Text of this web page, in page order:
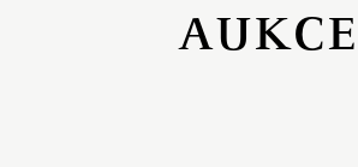
AUKCE